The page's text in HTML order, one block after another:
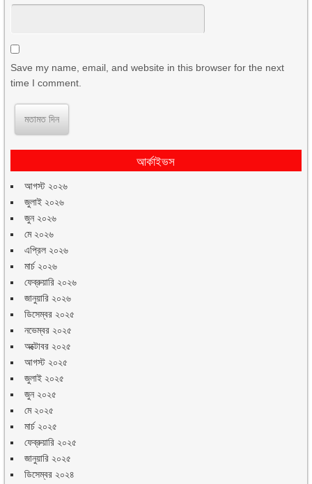
Save my name, email, and website in this browser for the next
time I comment.
আর্কাইভস
আগস্ট ২০২৬
জুলাই ২০২৬
জুন ২০২৬
মে ২০২৬
এপ্রিল ২০২৬
মার্চ ২০২৬
ফেব্রুয়ারি ২০২৬
জানুয়ারি ২০২৬
ডিসেম্বর ২০২৫
নভেম্বর ২০২৫
অক্টোবর ২০২৫
আগস্ট ২০২৫
জুলাই ২০২৫
জুন ২০২৫
মে ২০২৫
মার্চ ২০২৫
ফেব্রুয়ারি ২০২৫
জানুয়ারি ২০২৫
ডিসেম্বর ২০২৪